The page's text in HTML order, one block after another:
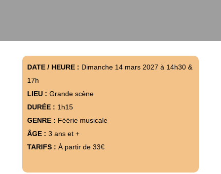
DATE / HEURE : Dimanche 14 mars 2027 à 14h30 &
17h
LIEU : Grande scène
DURÉE : 1h15
GENRE : Féérie musicale
ÂGE : 3 ans et +
TARIFS : À partir de 33€